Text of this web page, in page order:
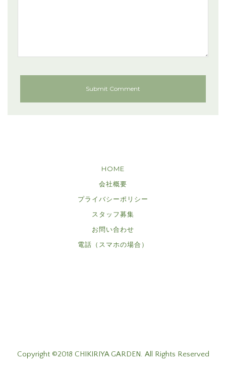
HOME
会社概要
プライバシーポリシー
スタッフ募集
お問い合わせ
電話（スマホの場合）
Copyright ©2018 CHIKIRIYA GARDEN. All Rights Reserved